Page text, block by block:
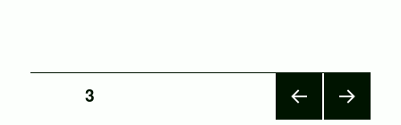
Seitennummerierung
SEITE3